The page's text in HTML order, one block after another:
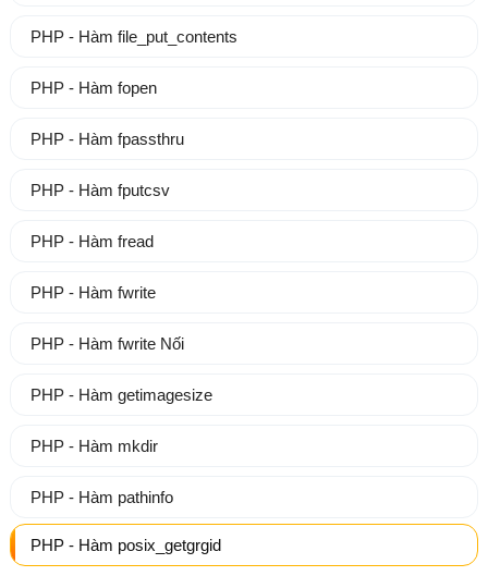
PHP - Hàm file_put_contents
PHP - Hàm fopen
PHP - Hàm fpassthru
PHP - Hàm fputcsv
PHP - Hàm fread
PHP - Hàm fwrite
PHP - Hàm fwrite Nối
PHP - Hàm getimagesize
PHP - Hàm mkdir
PHP - Hàm pathinfo
PHP - Hàm posix_getgrgid